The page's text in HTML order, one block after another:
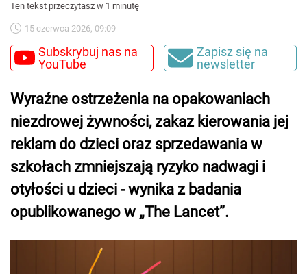
Ten tekst przeczytasz w 1 minutę
15 czerwca 2026, 09:09
Subskrybuj nas na
YouTube
Zapisz się na
newsletter
Wyraźne ostrzeżenia na opakowaniach
niezdrowej żywności, zakaz kierowania jej
reklam do dzieci oraz sprzedawania w
szkołach zmniejszają ryzyko nadwagi i
otyłości u dzieci - wynika z badania
opublikowanego w „The Lancet”.